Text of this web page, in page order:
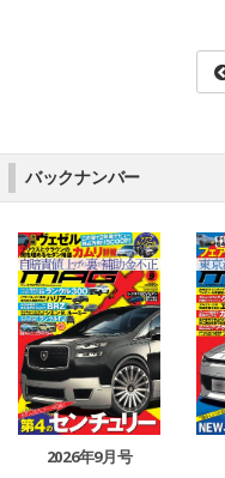
バックナンバー
2026年9月号